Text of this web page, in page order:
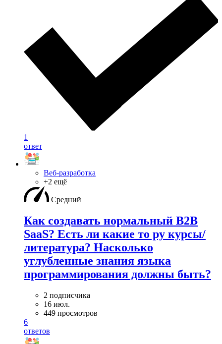
1
ответ
Веб-разработка
+2 ещё
Средний
Как создавать нормальный B2B
SaaS? Есть ли какие то ру курсы/
литература? Насколько
углубленные знания языка
программирования должны быть?
2 подписчика
16 июл.
449 просмотров
6
ответов